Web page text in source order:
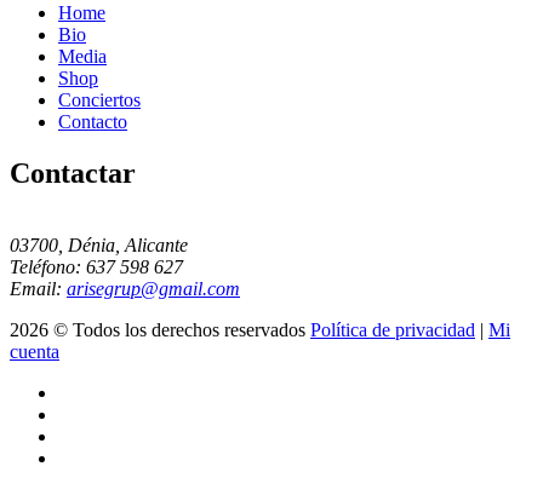
Home
Bio
Media
Shop
Conciertos
Contacto
Contactar
03700, Dénia, Alicante
Teléfono: 637 598 627
Email: arisegrup@gmail.com
2026 © Todos los derechos reservados Política de privacidad | Mi
cuenta